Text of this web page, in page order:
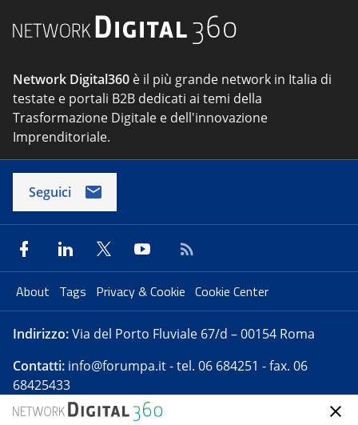
Network Digital360 è il più grande network in Italia di
testate e portali B2B dedicati ai temi della
Trasformazione Digitale e dell'innovazione
Imprenditoriale.
Seguici
About Tags Privacy & Cookie Cookie Center
Indirizzo:Via del Porto Fluviale 67/d – 00154 Roma
Contatti: info@forumpa.it- tel. 06 684251 - fax. 06
68425433